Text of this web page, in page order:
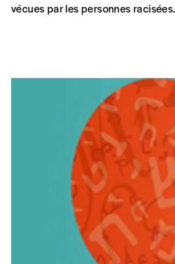
vécues par les personnes racisées.